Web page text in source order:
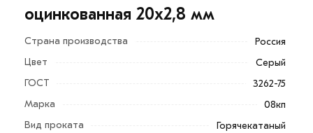
оцинкованная 20х2,8 мм
Страна производства
Россия
Цвет
Серый
ГОСТ
3262-75
Марка
08кп
Вид проката
Горячекатаный